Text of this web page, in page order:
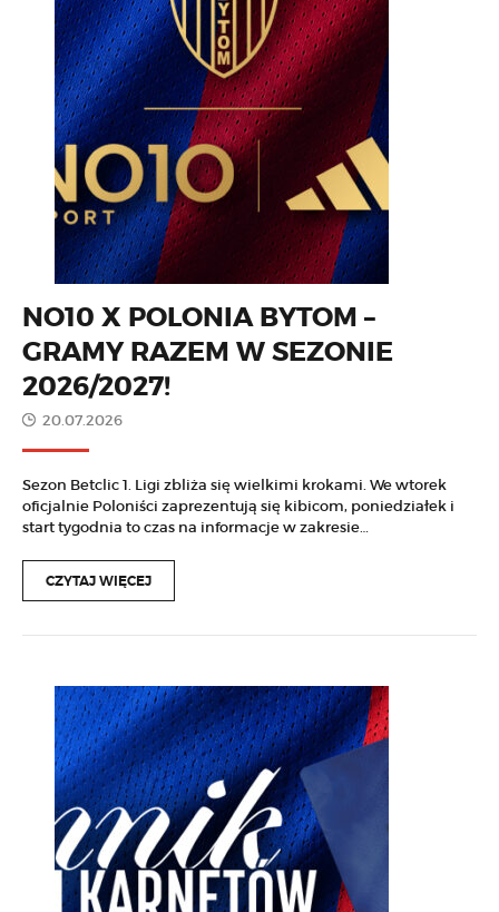
NO10 X POLONIA BYTOM –
GRAMY RAZEM W SEZONIE
2026/2027!
20.07.2026
Sezon Betclic 1. Ligi zbliża się wielkimi krokami. We wtorek
oficjalnie Poloniści zaprezentują się kibicom, poniedziałek i
start tygodnia to czas na informacje w zakresie…
CZYTAJ WIĘCEJ